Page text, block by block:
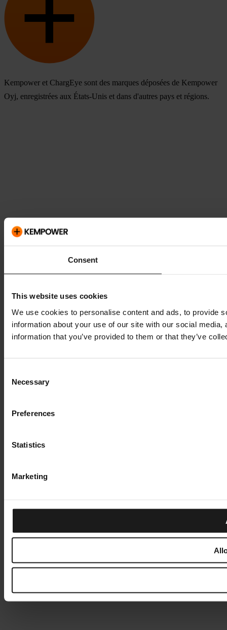
Consent
This website uses cookies
We use cookies to personalise content and ads, to provide
information about your use of our site with our social
information that you’ve provided to them or that they’ve
Selection
Necessary
Preferences
Statistics
Marketing
Kempower et ChargEye sont des marques déposées de Kempower
Oyj, enregistrées aux États-Unis et dans d'autres pays et régions.